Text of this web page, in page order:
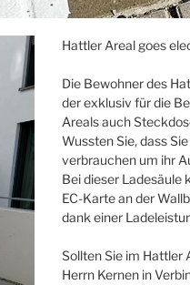
Hattler Areal goes
Die Bewohner des
der exklusiv für die
Areals auch
Wussten Sie, dass
verbrauchen um ihr
Bei dieser Ladesäule
EC-Karte an der
dank einer
Sollten Sie im Hattler
Herrn Kernen in